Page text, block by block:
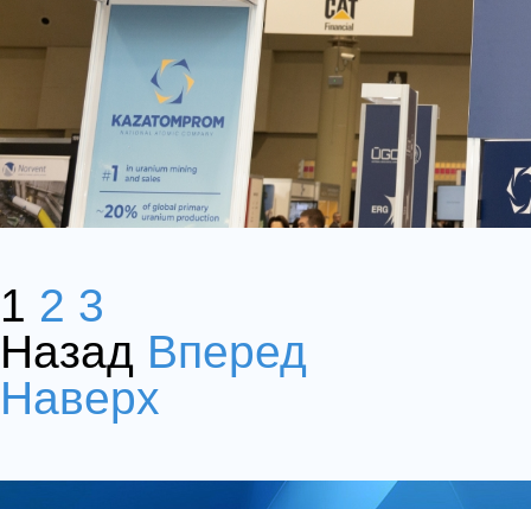
1 2 3
Назад Вперед
Наверх